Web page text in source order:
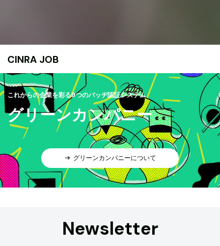
CINRA JOB
これからの企業を彩る9つのバッヂ認証システム
グリーンカンパニー
グリーンカンパニーについて
Newsletter